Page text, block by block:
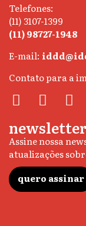
Telefones:
(11) 3107-1399
(11) 98727-1948
E-mail:
Contato para a
newsletter
Assine nossa
atualizações
quero assinar